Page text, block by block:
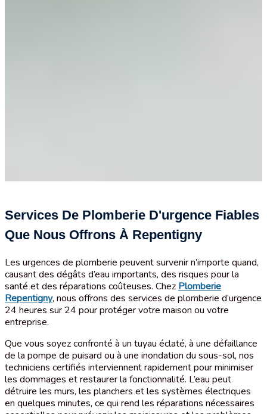
Services De Plomberie D'urgence Fiables
Que Nous Offrons À Repentigny
Les urgences de plomberie peuvent survenir n’importe quand,
causant des dégâts d’eau importants, des risques pour la
santé et des réparations coûteuses. ChezPlomberie
Repentigny, nous offrons des services de plomberie d’urgence
24 heures sur 24 pour protéger votre maison ou votre
entreprise.
Que vous soyez confronté à un tuyau éclaté, à une défaillance
de la pompe de puisard ou à une inondation du sous-sol, nos
techniciens certifiés interviennent rapidement pour minimiser
les dommages et restaurer la fonctionnalité. L’eau peut
détruire les murs, les planchers et les systèmes électriques
en quelques minutes, ce qui rend les réparations nécessaires